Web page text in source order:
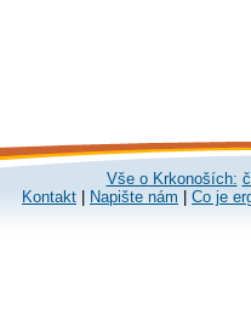
Vše o Krkonoších:
Kontakt
Napište nám Co je